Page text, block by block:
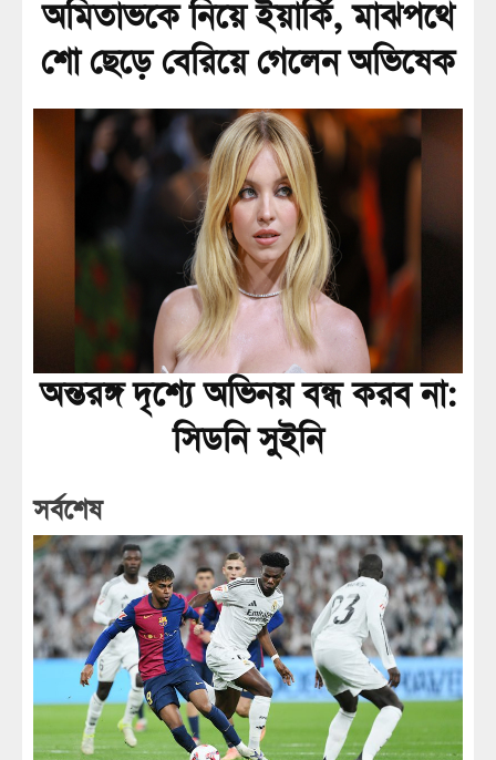
অমিতাভকে নিয়ে ইয়ার্কি, মাঝপথে
শো ছেড়ে বেরিয়ে গেলেন অভিষেক
অন্তরঙ্গ দৃশ্যে অভিনয় বন্ধ করব না:
সিডনি সুইনি
সর্বশেষ